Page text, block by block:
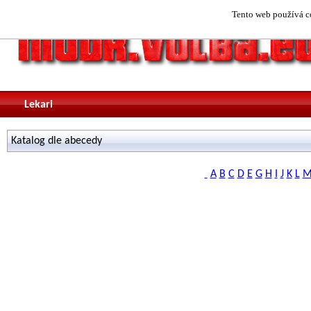
Tento web používá
Lekari
Katalog dle abecedy
A B C D E G H J K L